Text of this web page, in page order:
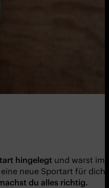
hingelegt und warst im
neue Sportart für
du alles richtig.